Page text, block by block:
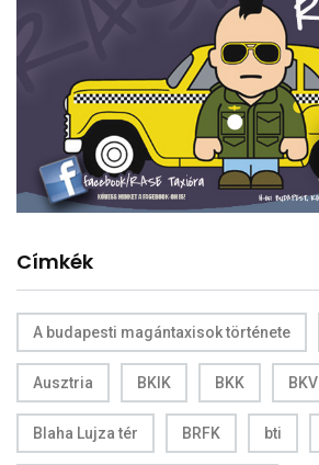
Címkék
A budapesti magántaxisok története
Ausztria BKIK BKK BKV
Blaha Lujza tér BRFK bti